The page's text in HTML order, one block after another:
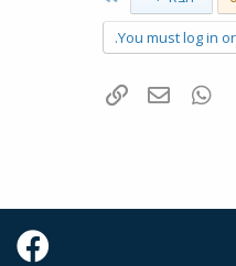
You must log in
Tumblr
WhatsAppדואר אלקטרוני